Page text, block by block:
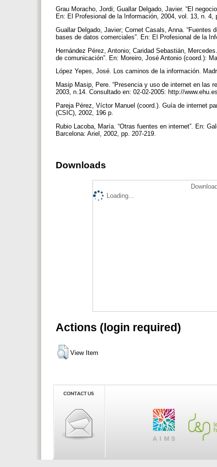
Grau Moracho, Jordi; Guallar Delgado, Javier. “El
En: El Profesional de la Información, 2004, vol. 13, n. 4,
Guallar Delgado, Javier; Cornet Casals, Anna.
bases de datos comerciales”. En: El Profesional de la
Hernández Pérez, Antonio; Caridad Sebastián,
de comunicación”. En: Moreiro, José Antonio (coord.):
López Yepes, José. Los caminos de la información.
Masip Masip, Pere. “Presencia y uso de internet en las
2003, n.14. Consultado en: 02-02-2005: http://
Pareja Pérez, Víctor Manuel (coord.). Guía de internet
(CSIC), 2002, 196 p.
Rubio Lacoba, María. “Otras fuentes en internet”. En:
Barcelona: Ariel, 2002, pp. 207-219.
Downloads
Loading...
Actions (login required)
View Item